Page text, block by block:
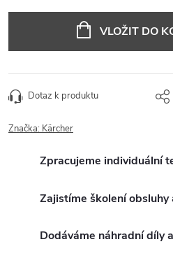
VLOŽIT DO
Dotaz k produktu
Značka: Kärcher
Zpracujeme individuální
Zajistíme školení obsluhy
Dodáváme náhradní díly